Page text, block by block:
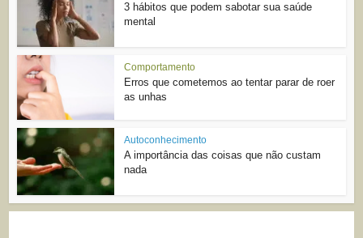
3 hábitos que podem sabotar sua saúde
mental
Comportamento
Erros que cometemos ao tentar parar de roer
as unhas
Autoconhecimento
A importância das coisas que não custam
nada